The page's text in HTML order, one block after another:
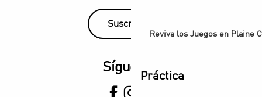
Reviva los Juegos en Plaine
Práctica
Suscríbase
Síguenos